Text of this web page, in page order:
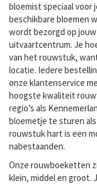
bloemist speciaal voor
beschikbare bloemen
wordt bezorgd op
uitvaartcentrum. Je
van het rouwstuk,
locatie. Iedere
onze klantenservice
hoogste kwaliteit
regio’s als
bloemetje te sturen
rouwstuk hart is een
nabestaanden.
Onze rouwboeketten
klein, middel en groot.